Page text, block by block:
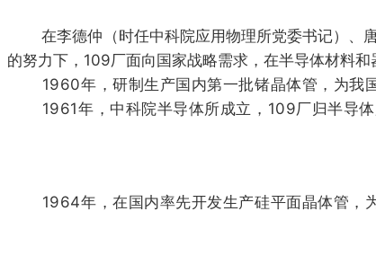
在李德仲（时任中科院应用物理所党委书记）、
的努力下，109厂面向国家战略需求，在半导体材料和
1960年，研制生产国内第一批锗晶体管，为我
1961年，中科院半导体所成立，109厂归半导体
1964年，在国内率先开发生产硅平面晶体管，为